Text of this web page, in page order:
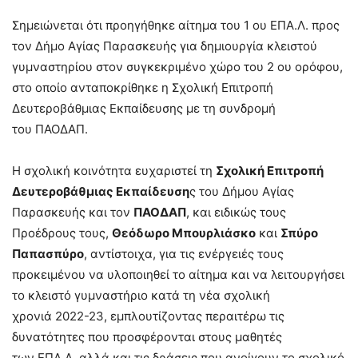
Σημειώνεται ότι προηγήθηκε αίτημα του 1 ου ΕΠΑ.Λ. προς
τον Δήμο Αγίας Παρασκευής για δημιουργία κλειστού
γυμναστηρίου στον συγκεκριμένο χώρο του 2 ου ορόφου,
στο οποίο ανταποκρίθηκε η Σχολική Επιτροπή
Δευτεροβάθμιας Εκπαίδευσης με τη συνδρομή
του ΠΑΟΔΑΠ.
Η σχολική κοινότητα ευχαριστεί τη Σχολική Επιτροπή
Δευτεροβάθμιας Εκπαίδευσης του Δήμου Αγίας
Παρασκευής και τον ΠΑΟΔΑΠ, και ειδικώς τους
Προέδρους τους, Θεόδωρο Μπουρλιάσκο και Σπύρο
Παπασπύρο, αντίστοιχα, για τις ενέργειές τους
προκειμένου να υλοποιηθεί το αίτημα και να λειτουργήσει
το κλειστό γυμναστήριο κατά τη νέα σχολική
χρονιά 2022-23, εμπλουτίζοντας περαιτέρω τις
δυνατότητες που προσφέρονται στους μαθητές